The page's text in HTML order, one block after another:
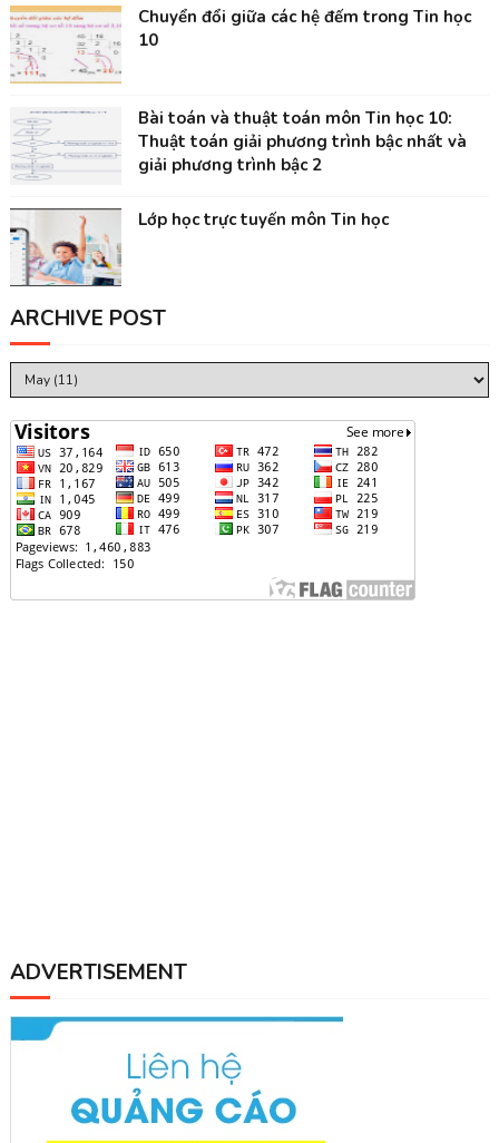
Chuyển đổi giữa các hệ đếm trong Tin học
10
Bài toán và thuật toán môn Tin học 10:
Thuật toán giải phương trình bậc nhất và
giải phương trình bậc 2
Lớp học trực tuyến môn Tin học
ARCHIVE POST
ADVERTISEMENT